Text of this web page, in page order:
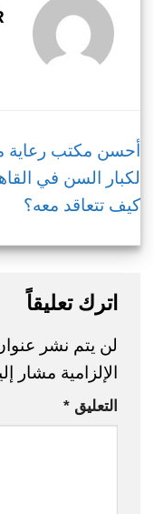
أحسن مكتب رعاية
لكبار السن في
كيف تتعاقد معه؟
اترك تعليقاً
لن يتم نشر
الإلزامية مشار
التعليق *